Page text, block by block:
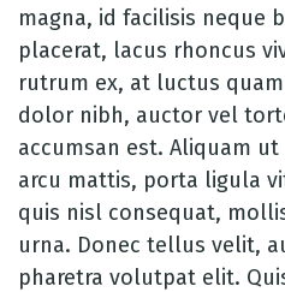
magna, id facilisis neque
placerat, lacus rhoncus
rutrum ex, at luctus
dolor nibh, auctor vel
accumsan est. Aliquam
arcu mattis, porta ligula
quis nisl consequat,
urna. Donec tellus velit,
pharetra volutpat elit.